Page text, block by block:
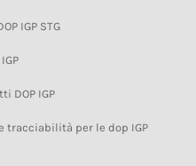
IGP STG
DOP IGP
tracciabilità per le dop IGP